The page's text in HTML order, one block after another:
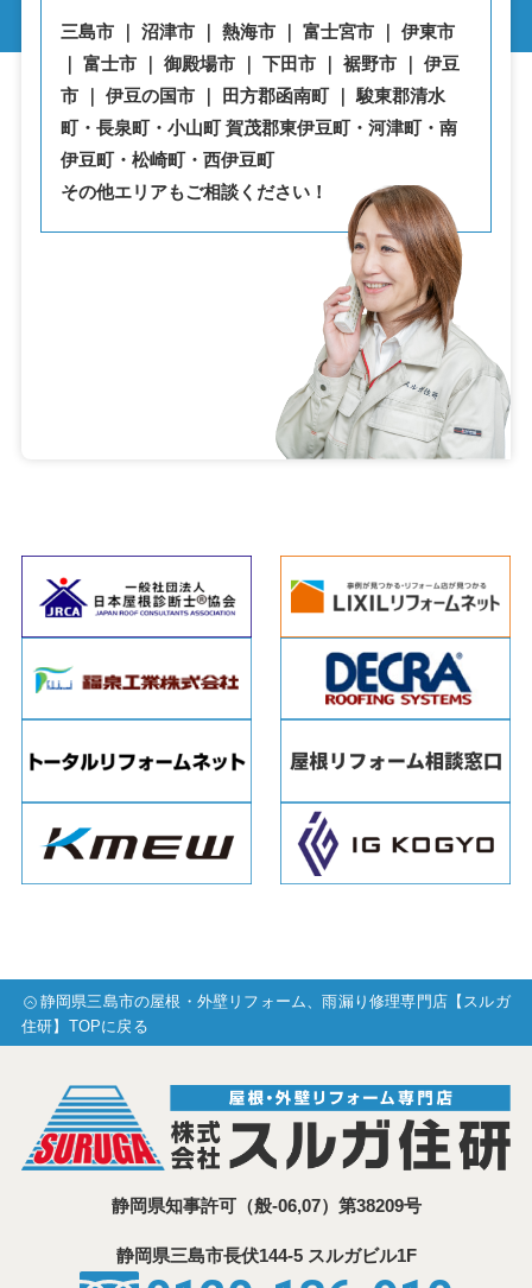
三島市 ｜ 沼津市 ｜ 熱海市 ｜ 富士宮市 ｜ 伊東市
｜ 富士市 ｜ 御殿場市 ｜ 下田市 ｜ 裾野市 ｜ 伊豆
市 ｜ 伊豆の国市 ｜ 田方郡函南町 ｜ 駿東郡清水
町・⾧泉町・小山町 賀茂郡東伊豆町・河津町・南
伊豆町・松崎町・西伊豆町
その他エリアもご相談ください！
静岡県三島市の屋根・外壁リフォーム、雨漏り修理専門店【スルガ
住研】TOPに戻る
静岡県知事許可（般-06,07）第38209号
静岡県三島市⾧伏144-5 スルガビル1F